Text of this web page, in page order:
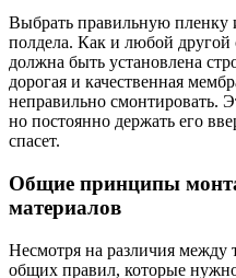
Выбрать правильную пленку
полдела. Как и любой другой
должна быть установлена
дорогая и качественная
неправильно смонтировать.
но постоянно держать его
спасет.
Общие принципы
материалов
Несмотря на различия между
общих правил, которые